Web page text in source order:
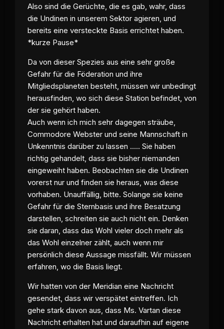
Also sind die Gerüchte, die es gab, wahr, dass
die Undinen in unserem Sektor agieren, und
bereits eine versteckte Basis errichtet haben.
*kurze Pause*
Da von dieser Spezies aus eine sehr große
Gefahr für die Föderation und ihre
Mitgliedsplaneten besteht, müssen wir unbedingt
herausfinden, wo sich diese Station befindet, von
der sie gehört haben.
Auch wenn ich mich sehr dagegen sträube,
Commodore Webster und seine Mannschaft in
Unkenntnis darüber zu lassen ..... Sie haben
richtig gehandelt, dass sie bisher niemanden
eingeweiht haben. Beobachten sie die Undinen
vorerst nur und finden sie heraus, was diese
vorhaben. Unauffällig, bitte. Solange sie keine
Gefahr für die Sternbasis und ihre Besatzung
darstellen, schreiten sie auch nicht ein. Denken
sie daran, dass das Wohl vieler doch mehr als
das Wohl einzelner zählt, auch wenn mir
persönlich diese Aussage missfällt. Wir müssen
erfahren, wo die Basis liegt.
Wir hatten von der Meridian eine Nachricht
gesendet, dass wir verspätet eintreffen. Ich
gehe stark davon aus, dass Ms. Vartan diese
Nachricht erhalten hat und daraufhin auf eigene